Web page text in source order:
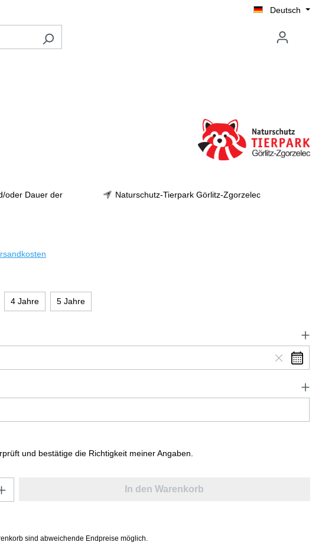
Deutsch
oder Dauer der
Naturschutz-Tierpark Görlitz-Zgorzelec
4 Jahre 5 Jahre
und bestätige die Richtigkeit meiner Angaben.
In den Warenkorb
sind abweichende Endpreise möglich.